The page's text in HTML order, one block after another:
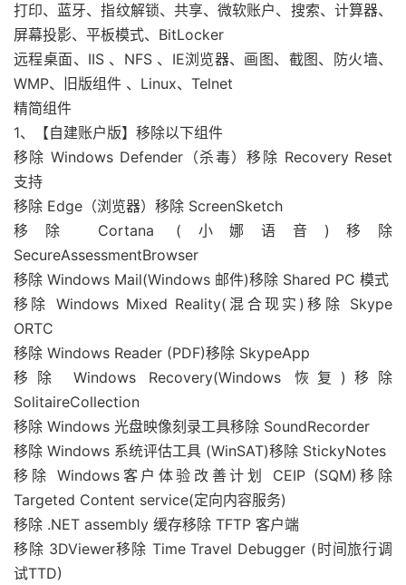
打印、蓝牙、指纹解锁、共享、微软账户、搜索、计算器、
屏幕投影、平板模式、BitLocker
远程桌面、IIS 、NFS 、IE浏览器、画图、截图、防火墙、
WMP、旧版组件 、Linux、Telnet
精简组件
1、【自建账户版】移除以下组件
移除 Windows Defender（杀毒）移除 Recovery Reset
支持
移除 Edge（浏览器）移除 ScreenSketch
移除 Cortana (小娜语音)移除
SecureAssessmentBrowser
移除 Windows Mail(Windows 邮件)移除 Shared PC 模式
移除 Windows Mixed Reality(混合现实)移除 Skype
ORTC
移除 Windows Reader (PDF)移除 SkypeApp
移除 Windows Recovery(Windows 恢复)移除
SolitaireCollection
移除 Windows 光盘映像刻录工具移除 SoundRecorder
移除 Windows 系统评估工具 (WinSAT)移除 StickyNotes
移除 Windows客户体验改善计划 CEIP (SQM)移除
Targeted Content service(定向内容服务)
移除 .NET assembly 缓存移除 TFTP 客户端
移除 3DViewer移除 Time Travel Debugger (时间旅行调
试TTD)